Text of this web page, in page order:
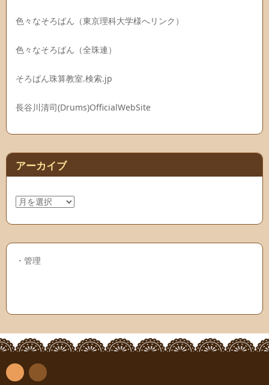
色々なそろばん（東京理科大学様へリンク）
色々なそろばん（全珠連）
そろばん珠算教室.検索.jp
長谷川清司(Drums)OfficialWebSite
アーカイブ
ア
ー
カ
ブ
・ 管理
R